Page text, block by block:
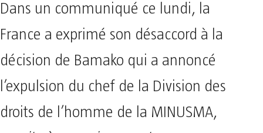
Dans un communiqué ce lundi, la
France a exprimé son désaccord à la
décision de Bamako qui a annoncé
l’expulsion du chef de la Division des
droits de l’homme de la MINUSMA,